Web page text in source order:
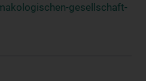
gesellschaft-